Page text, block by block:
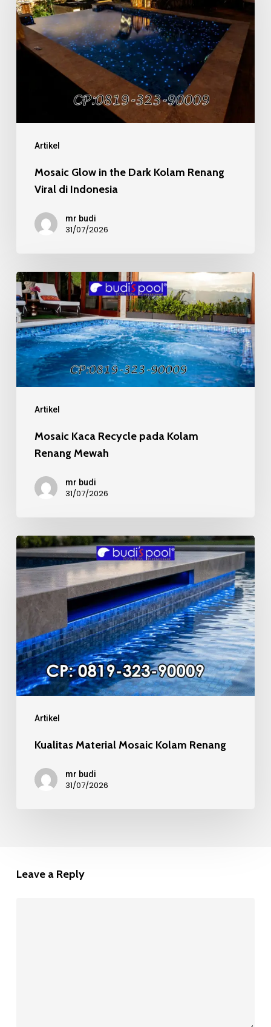
Artikel
the
Dark
Kolam
Renang
Mosaic Glow in the Dark Kolam Renang
Viral di Indonesia
mr budi
31/07/2026
Artikel
Mosaic
Kaca
Recycle
pada
Kolam
Renang
Mosaic Kaca Recycle pada Kolam
Renang Mewah
mr budi
31/07/2026
Artikel
Kualitas
Material
Mosaic
Kolam
Renang
Kualitas Material Mosaic Kolam Renang
mr budi
31/07/2026
Leave a Reply